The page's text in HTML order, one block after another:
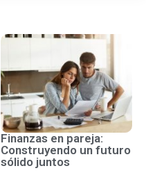
Finanzas en pareja:
Construyendo un futuro
sólido juntos